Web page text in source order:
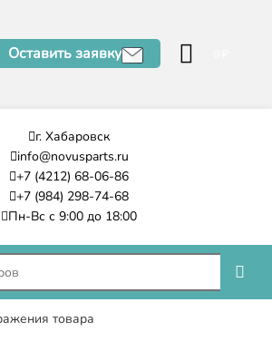
Оставить заявку
г. Хабаровск
info@novusparts.ru
+7 (4212) 68-06-86
+7 (984) 298-74-68
Пн-Вс с 9:00 до 18:00
увеличить